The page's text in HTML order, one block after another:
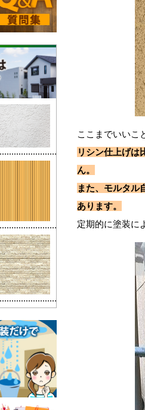
ここまでいいこ
リシン仕上げは
ん。
また、モルタル
あります。
定期的に塗装に